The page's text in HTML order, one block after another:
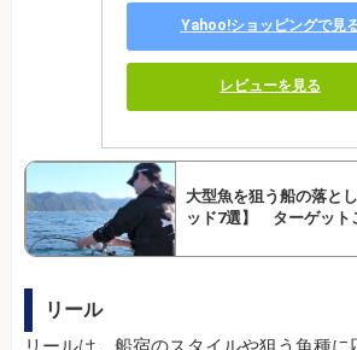
Yahoo!ショッピングで見
レビューを見る
大型魚を狙う船の落と
ッド7選】 ターゲット
リール